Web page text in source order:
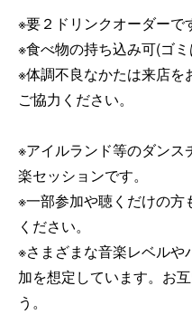
※要２ドリンクオーダーで
※食べ物の持ち込み可(ゴミ
※体調不良なかたは来店を
ご協力ください。
※アイルランド等のダン
楽セッションです。
※一部参加や聴くだけの方
ください。
※さまざまな音楽レベルや
加を想定しています。お
う。